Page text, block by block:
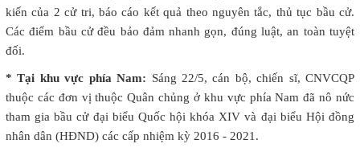
kiến của 2 cử tri, báo cáo kết quả theo nguyên tắc, thủ tục bầu cử.
Các điểm bầu cử đều bảo đảm nhanh gọn, đúng luật, an toàn tuyệt
đối.
* Tại khu vực phía Nam: Sáng 22/5, cán bộ, chiến sĩ, CNVCQP
thuộc các đơn vị thuộc Quân chủng ở khu vực phía Nam đã nô nức
tham gia bầu cử đại biểu Quốc hội khóa XIV và đại biểu Hội đồng
nhân dân (HĐND) các cấp nhiệm kỳ 2016 - 2021.